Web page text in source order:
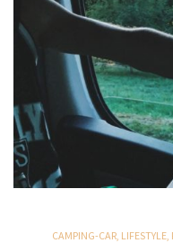
CAMPING-CAR, LIFESTYLE,